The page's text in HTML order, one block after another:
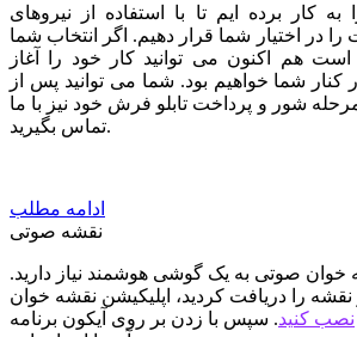
کار برده ایم تا با استفاده از نیروهای
در اختیار شما قرار دهیم. اگر انتخاب شما
هم اکنون می توانید کار خود را آغاز
در کنار شما خواهیم بود. شما می توانید پس از
مرحله شور و پرداخت تابلو فرش خود نیز با ما
تماس بگیرید.
ادامه مطلب
نقشه صوتی
خوان صوتی به یک گوشی هوشمند نیاز دارید.
نقشه را دریافت کردید، اپلیکیشن نقشه خوان
نصب کنید. سپس با زدن بر روی آیکون برنامه